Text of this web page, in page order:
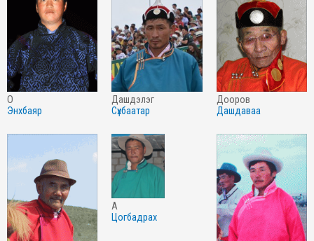
о
энхбаяр
дашдэлэг
сүхбаатар
дооров
дашдаваа
а
цогбадрах